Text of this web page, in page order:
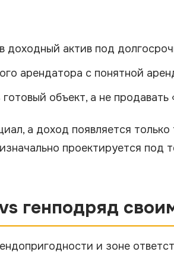
доходный актив под
арендатора с понятной
объект, а не продавать
а доход появляется
проектируется под
генподряд
и зоне